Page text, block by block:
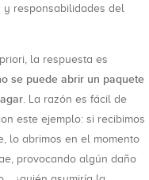
y responsabilidades del
la respuesta es
se puede abrir un paquete
. La razón es fácil de
este ejemplo: si recibimos
lo abrimos en el momento
provocando algún daño